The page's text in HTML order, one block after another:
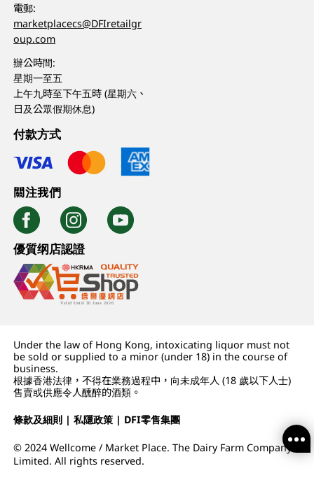
電郵:
marketplacecs@DFIretailgr
oup.com
辦公時間:
星期一至五
上午九時至下午五時 (星期六、
日及公眾假期休息)
付款方式
關注我們
優質纲店認證
Under the law of Hong Kong, intoxicating liquor must not
be sold or supplied to a minor (under 18) in the course of
business.
根據香港法律，不得在業務過程中，向未成年人 (18 歲以下人士)
售賣或供應令人醺醉的酒類。
條款及細則 |私隱政策 | DFI零售集團
© 2024 Wellcome / Market Place. The Dairy Farm Company
Limited. All rights reserved.